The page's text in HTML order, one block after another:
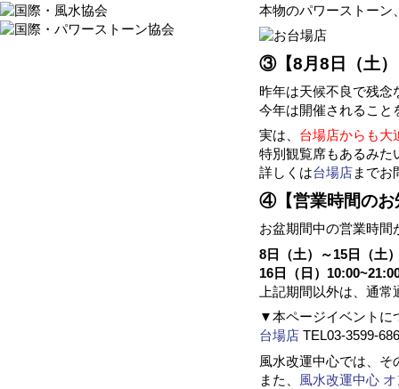
本物のパワーストーン
③【8月8日（土）
昨年は天候不良で残念
今年は開催されるこ
実は、 台場店からも大
特別観覧席もあるみた
詳しくは台場店までお
④【営業時間のお
お盆期間中の営業時間
8日（土）～15日（土
16日（日）
上記期間以外は、通
▼本ページイベントに
台場店TEL03-3599-
風水改運中心では、
また、
風水改運中心